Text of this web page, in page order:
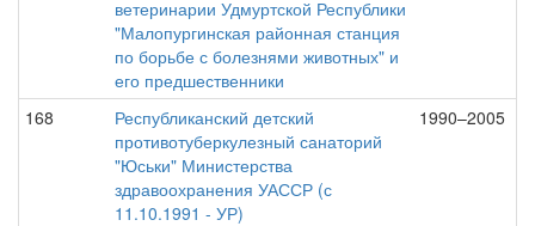
ветеринарии Удмуртской Республики
"Малопургинская районная станция
по борьбе с болезнями животных" и
его предшественники
168
Республиканский детский
противотуберкулезный санаторий
"Юськи" Министерства
здравоохранения УАССР (с
11.10.1991 - УР)
1990–2005